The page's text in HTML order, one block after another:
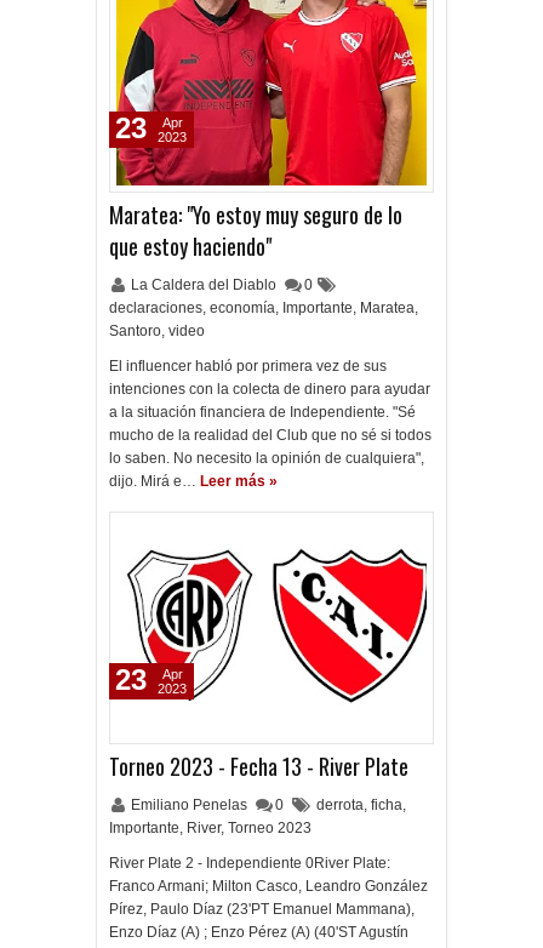
Maratea: "Yo estoy muy seguro de lo
que estoy haciendo"
La Caldera del Diablo
0
declaraciones, economía, Importante, Maratea,
Santoro, video
El influencer habló por primera vez de sus
intenciones con la colecta de dinero para ayudar
a la situación financiera de Independiente. "Sé
mucho de la realidad del Club que no sé si todos
lo saben. No necesito la opinión de cualquiera",
dijo. Mirá e… Leer más »
23
Apr
2023
Torneo 2023 - Fecha 13 - River Plate
Emiliano Penelas 0 derrota, ficha,
Importante, River, Torneo 2023
River Plate 2 - Independiente 0River Plate:
Franco Armani; Milton Casco, Leandro González
Pírez, Paulo Díaz (23'PT Emanuel Mammana),
Enzo Díaz (A) ; Enzo Pérez (A) (40'ST Agustín
23
Apr
2023